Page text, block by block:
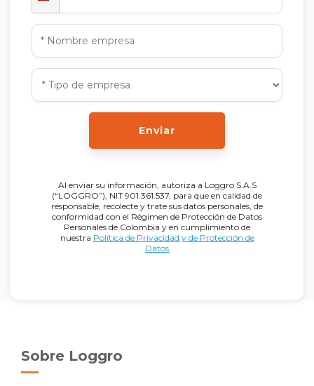
Enviar
Al enviar su información, autoriza a Loggro S.A.S
(“LOGGRO”), NIT 901.361.537, para que en calidad de
responsable, recolecte y trate sus datos personales, de
conformidad con el Régimen de Protección de Datos
Personales de Colombia y en cumplimiento de
nuestra Política de Privacidad y de Protección de
Datos
Sobre Loggro